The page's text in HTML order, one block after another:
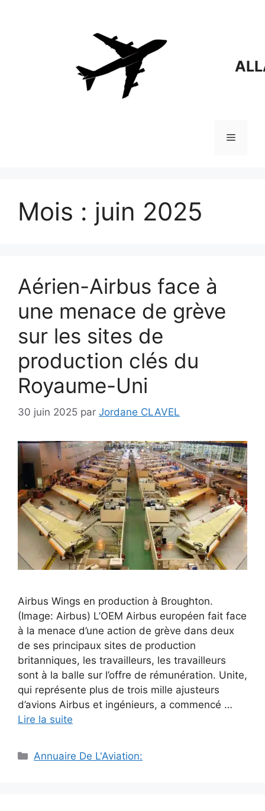
Menu
Mois : juin 2025
Aérien-Airbus face à
une menace de grève
sur les sites de
production clés du
Royaume-Uni
30 juin 2025 par Jordane CLAVEL
Airbus Wings en production à Broughton.
(Image: Airbus) L’OEM Airbus européen fait face
à la menace d’une action de grève dans deux
de ses principaux sites de production
britanniques, les travailleurs, les travailleurs
sont à la balle sur l’offre de rémunération. Unite,
qui représente plus de trois mille ajusteurs
d’avions Airbus et ingénieurs, a commencé …
Lire la suite
Catégories
Annuaire De L'Aviation: